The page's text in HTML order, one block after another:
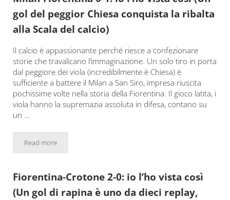
gol del peggior Chiesa conquista la ribalta
alla Scala del calcio)
Il calcio è appassionante perché riesce a confezionare
storie che travalicano l’immaginazione. Un solo tiro in porta
dal peggiore dei viola (incredibilmente è Chiesa) è
sufficiente a battere il Milan a San Siro, impresa riuscita
pochissime volte nella storia della Fiorentina. Il gioco latita, i
viola hanno la supremazia assoluta in difesa, contano su
un …
Read moreMilan-Fiorentina 0-1: io l’ho vista così (Un gol del peggior
Fiorentina-Crotone 2-0: io l’ho vista così
(Un gol di rapina è uno da dieci replay,